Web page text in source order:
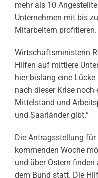
mehr als 10
Unternehmen mit bis
Mitarbeitern profitieren.
Wirtschaftsministerin
Hilfen auf mittlere
hier bislang eine
nach dieser Krise
Mittelstand und
und Saarländer gibt.“
Die Antragsstellung
kommenden Woche
und über Ostern
dem Bund statt. Die